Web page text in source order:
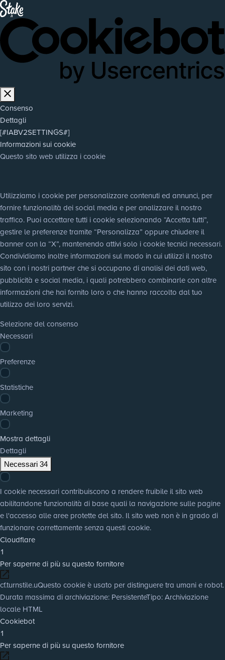
Consenso
Dettagli
[#IABV2SETTINGS#]
Informazioni sui cookie
Questo sito web utilizza i cookie
Utilizziamo i cookie per personalizzare contenuti ed annunci, per
fornire funzionalità dei social media e per analizzare il nostro
traffico. Puoi accettare tutti i cookie selezionando “Accetta tutti”,
gestire le preferenze tramite “Personalizza” oppure chiudere il
banner con la “X”, mantenendo attivi solo i cookie tecnici necessari.
Condividiamo inoltre informazioni sul modo in cui utilizzi il nostro
sito con i nostri partner che si occupano di analisi dei dati web,
pubblicità e social media, i quali potrebbero combinarle con altre
informazioni che hai fornito loro o che hanno raccolto dal tuo
utilizzo dei loro servizi.
Selezione del consenso
Necessari
Preferenze
Statistiche
Marketing
Mostra dettagli
Dettagli
Necessari 34
I cookie necessari contribuiscono a rendere fruibile il sito web
abilitandone funzionalità di base quali la navigazione sulle pagine
e l'accesso alle aree protette del sito. Il sito web non è in grado di
funzionare correttamente senza questi cookie.
Cloudflare
1
Per saperne di più su questo fornitore
cf.turnstile.uQuesto cookie è usato per distinguere tra umani e robot.
Durata massima di archiviazione: PersistenteTipo: Archiviazione
locale HTML
Cookiebot
1
Per saperne di più su questo fornitore